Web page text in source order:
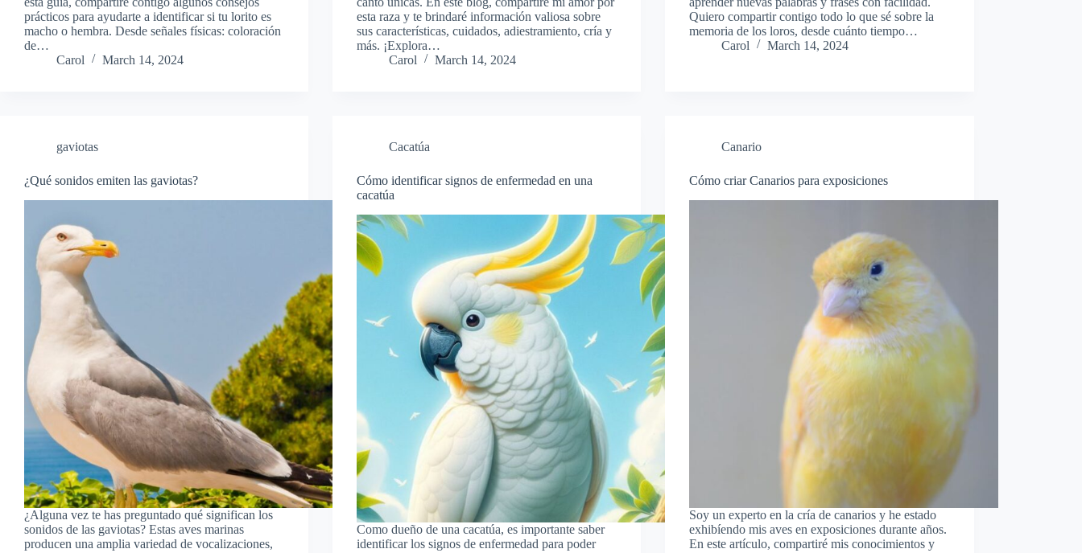
prácticos para ayudarte a identificar si tu lorito es
macho o hembra. Desde señales físicas: coloración
de…
Carol
March 14, 2024
esta raza y te brindaré información valiosa sobre
sus características, cuidados, adiestramiento, cría y
más. ¡Explora…
Carol
March 14, 2024
Quiero compartir contigo todo lo que sé sobre la
memoria de los loros, desde cuánto tiempo…
Carol
March 14, 2024
gaviotas
¿Qué sonidos emiten las gaviotas?
¿Alguna vez te has preguntado qué significan los
sonidos de las gaviotas? Estas aves marinas
producen una amplia variedad de vocalizaciones,
Cacatúa
Cómo identificar signos de enfermedad en una
cacatúa
Como dueño de una cacatúa, es importante saber
identificar los signos de enfermedad para poder
Canario
Cómo criar Canarios para exposiciones
Soy un experto en la cría de canarios y he estado
exhibíendo mis aves en exposiciones durante años.
En este artículo, compartiré mis conocimientos y